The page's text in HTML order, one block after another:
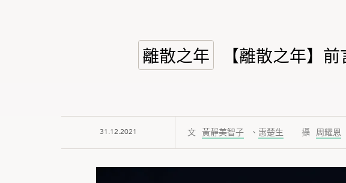
離散之年 【離散之年】
31.12.2021 黃靜美智子 、 惠楚生 周耀恩